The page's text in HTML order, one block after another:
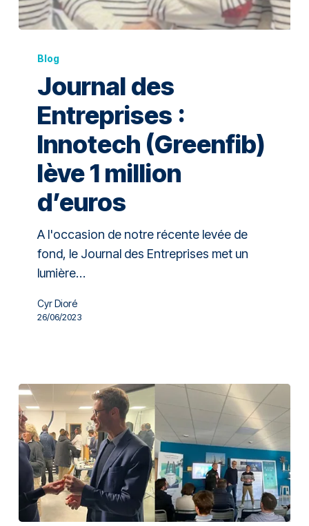
Blog
Journal des
Entreprises :
Innotech (Greenfib)
lève 1 million
d’euros
A l'occasion de notre récente levée de
fond, le Journal des Entreprises met un
lumière…
Cyr Dioré
26/06/2023